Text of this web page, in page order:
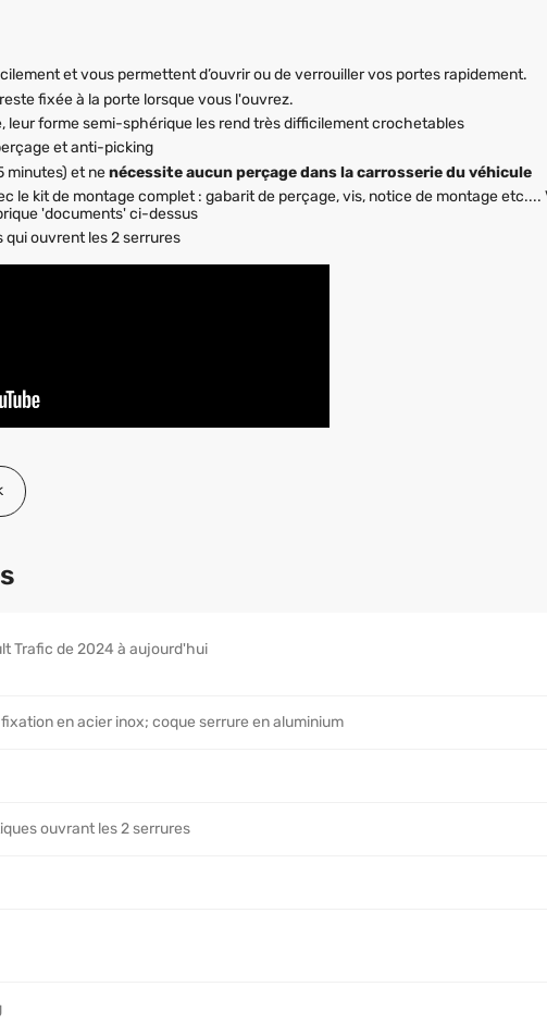
et vous permettent d’ouvrir ou de verrouiller vos portes rapidement.
fixée à la porte lorsque vous l'ouvrez.
leur forme semi-sphérique les rend très difficilement crochetables
et anti-picking
minutes) et nenécessite aucun perçage dans la carrosserie du véhicule
le kit de montage complet : gabarit de perçage, vis, notice de montage etc....
'documents' ci-dessus
ouvrent les 2 serrures
Trafic de 2024 à aujourd'hui
en acier inox; coque serrure en aluminium
ouvrant les 2 serrures